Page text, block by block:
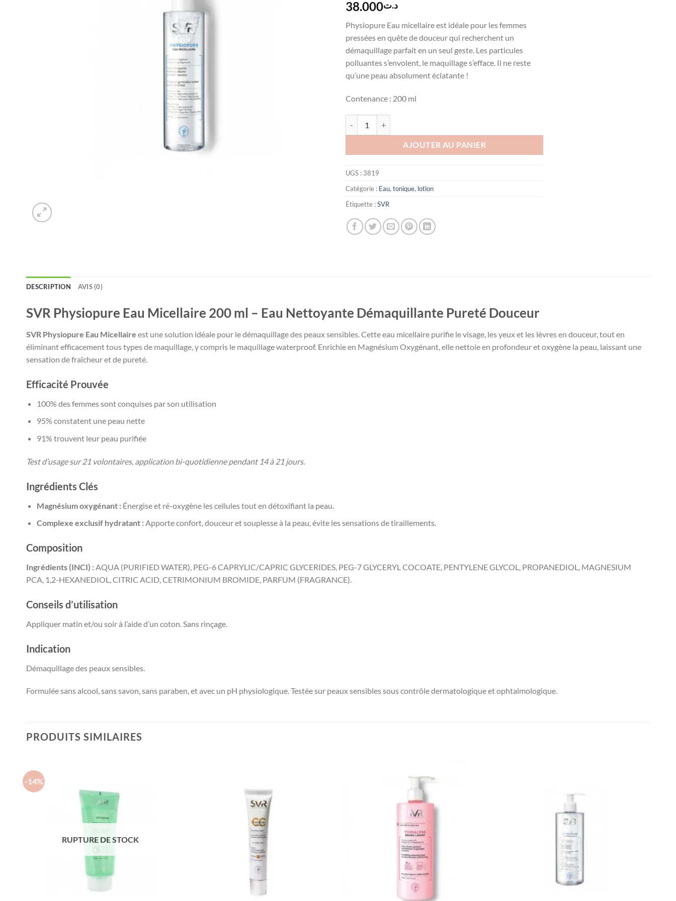
د.ت38.000
Physiopure Eau micellaire est idéale pour les femmes
pressées en quête de douceur qui recherchent un
démaquillage parfait en un seul geste. Les particules
polluantes s’envolent, le maquillage s’efface. Il ne reste
qu’une peau absolument éclatante !
Contenance : 200 ml
AJOUTER AU PANIER
UGS : 3819
Catégorie : Eau, tonique, lotion
Étiquette :SVR
DESCRIPTION AVIS (0)
SVR Physiopure Eau Micellaire 200 ml – Eau Nettoyante Démaquillante Pureté Douceur
SVR Physiopure Eau Micellaire est une solution idéale pour le démaquillage des peaux sensibles. Cette eau micellaire purifie le visage, les yeux et les lèvres en douceur, tout en
éliminant efficacement tous types de maquillage, y compris le maquillage waterproof. Enrichie en Magnésium Oxygénant, elle nettoie en profondeur et oxygène la peau, laissant une
sensation de fraîcheur et de pureté.
Efficacité Prouvée
100% des femmes sont conquises par son utilisation
95% constatent une peau nette
91% trouvent leur peau purifiée
Test d’usage sur 21 volontaires, application bi-quotidienne pendant 14 à 21 jours.
Ingrédients Clés
Magnésium oxygénant :Énergise et ré-oxygène les cellules tout en détoxifiant la peau.
Complexe exclusif hydratant :Apporte confort, douceur et souplesse à la peau, évite les sensations de tiraillements.
Composition
Ingrédients (INCI) :AQUA (PURIFIED WATER), PEG-6 CAPRYLIC/CAPRIC GLYCERIDES, PEG-7 GLYCERYL COCOATE, PENTYLENE GLYCOL, PROPANEDIOL, MAGNESIUM
PCA, 1,2-HEXANEDIOL, CITRIC ACID, CETRIMONIUM BROMIDE, PARFUM (FRAGRANCE).
Conseils d’utilisation
Appliquer matin et/ou soir à l’aide d’un coton. Sans rinçage.
Indication
Démaquillage des peaux sensibles.
Formulée sans alcool, sans savon, sans paraben, et avec un pH physiologique. Testée sur peaux sensibles sous contrôle dermatologique et ophtalmologique.
PRODUITS SIMILAIRES
-14%
RUPTURE DE STOCK